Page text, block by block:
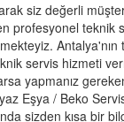
siz değerli
profesyonel teknik
servis hizmeti
yapmanız
Eşya / Beko
sizden kısa bir